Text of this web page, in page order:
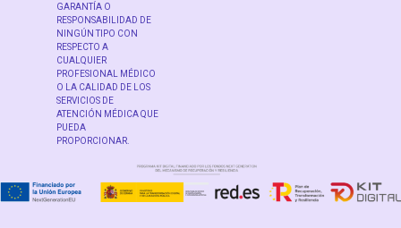
GARANTÍA O
RESPONSABILIDAD DE
NINGÚN TIPO CON
RESPECTO A
CUALQUIER
PROFESIONAL MÉDICO
O LA CALIDAD DE LOS
SERVICIOS DE
ATENCIÓN MÉDICA QUE
PUEDA
PROPORCIONAR.